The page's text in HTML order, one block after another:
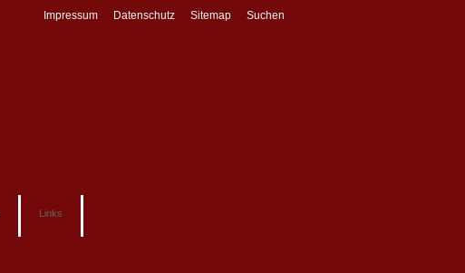
Links
Impressum Datenschutz Sitemap Suchen